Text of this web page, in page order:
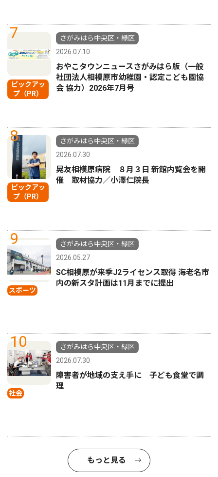
7
ピックアッ
プ（PR）
さがみはら中央区・緑区
2026.07.10
おやこタウンニュースさがみはら版（一般
社団法人相模原市幼稚園・認定こども園協
会 協力）2026年7月号
8
ピックアッ
プ（PR）
さがみはら中央区・緑区
2026.07.30
晃友相模原病院 ８月３日 新館内覧会を開
催 取材協力／小澤仁院長
9
スポーツ
さがみはら中央区・緑区
2026.05.27
SC相模原が来季J2ライセンス取得 海老名市
内の新スタ計画は11月までに提出
10
社会
さがみはら中央区・緑区
2026.07.30
障害者が地域の支え手に 子ども食堂で調
理
もっと見る